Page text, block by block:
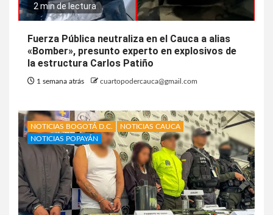
2 min de lectura
Fuerza Pública neutraliza en el Cauca a alias
«Bomber», presunto experto en explosivos de
la estructura Carlos Patiño
1 semana atrás cuartopodercauca@gmail.com
NOTICIAS BOGOTÁ D.C.
NOTICIAS CAUCA
NOTICIAS POPAYÁN